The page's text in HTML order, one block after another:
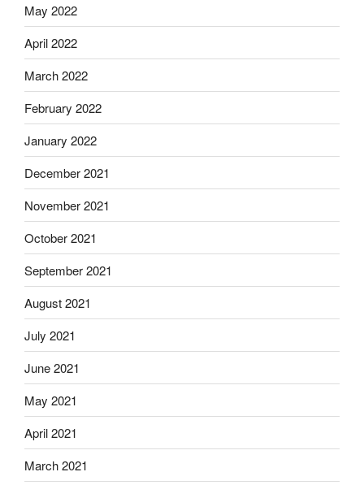
May 2022
April 2022
March 2022
February 2022
January 2022
December 2021
November 2021
October 2021
September 2021
August 2021
July 2021
June 2021
May 2021
April 2021
March 2021